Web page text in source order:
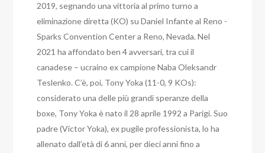
2019, segnando una vittoria al primo turno a
eliminazione diretta (KO) su Daniel Infante al Reno -
Sparks Convention Center a Reno, Nevada. Nel
2021 ha affondato ben 4 avversari, tra cui il
canadese – ucraino ex campione Naba Oleksandr
Teslenko. C’è, poi, Tony Yoka (11-0, 9 KOs):
considerato una delle più grandi speranze della
boxe, Tony Yoka è nato il 28 aprile 1992 a Parigi. Suo
padre (Victor Yoka), ex pugile professionista, lo ha
allenato dall’età di 6 anni, per dieci anni fino a